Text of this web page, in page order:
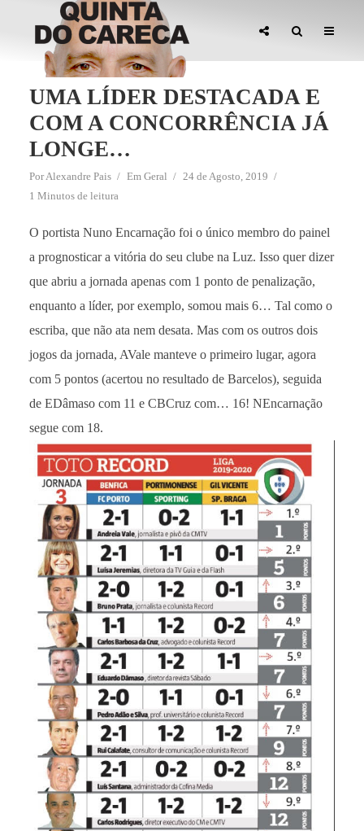
UMA LÍDER DESTACADA E
COM A CONCORRÊNCIA JÁ
LONGE…
PorAlexandre Pais Em Geral
24 de Agosto, 2019
1 Minutos de leitura
O portista Nuno Encarnação foi o único membro do painel
a prognosticar a vitória do seu clube na Luz. Isso quer dizer
que abriu a jornada apenas com 1 ponto de penalização,
enquanto a líder, por exemplo, somou mais 6… Tal como o
escriba, que não ata nem desata. Mas com os outros dois
jogos da jornada, AVale manteve o primeiro lugar, agora
com 5 pontos (acertou no resultado de Barcelos), seguida
de EDâmaso com 11 e CBCruz com… 16! NEncarnação
segue com 18.